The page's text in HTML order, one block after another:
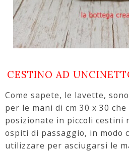
CESTINO AD
Come sapete, le lavette,
per le mani di cm 30 x 30
posizionate in piccoli cestini
ospiti di passaggio, in modo
utilizzare per asciugarsi le